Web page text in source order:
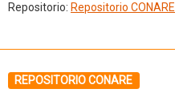
Repositorio: Repositorio CONARE
REPOSITORIO CONARE